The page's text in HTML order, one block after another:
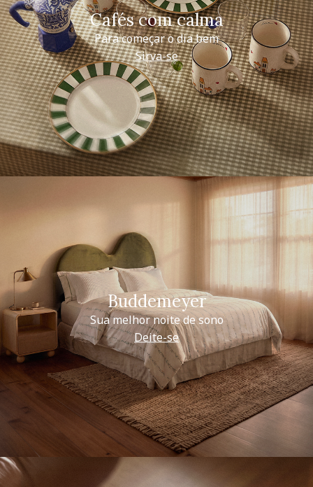
Cafés com calma
Para começar o dia bem
Sirva-se
Buddemeyer
Sua melhor noite de sono
Deite-se